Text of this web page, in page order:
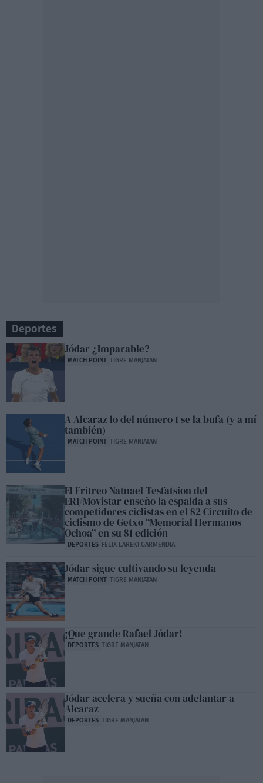
Deportes
Jódar ¿Imparable?
MATCH POINT TIGRE MANJATAN
A Alcaraz lo del número 1 se la bufa (y a mí
también)
MATCH POINT TIGRE MANJATAN
El Eritreo Natnael Tesfatsion del
ERI/Movistar enseño la espalda a sus
competidores ciclistas en el 82 Circuito de
ciclismo de Getxo “Memorial Hermanos
Ochoa” en su 81 edición
DEPORTES FÉLIX LAREKI GARMENDIA
Jódar sigue cultivando su leyenda
MATCH POINT TIGRE MANJATAN
¡Que grande Rafael Jódar!
DEPORTES TIGRE MANJATAN
Jódar acelera y sueña con adelantar a
Alcaraz
DEPORTES TIGRE MANJATAN